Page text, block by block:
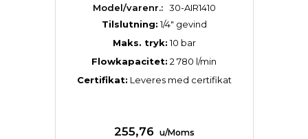
Model/varenr.: 30-AIR1410
Tilslutning:1/4″ gevind
Maks. tryk:10 bar
Flowkapacitet: 2 780 l/min
Certifikat: Leveres med certifikat
255,76 u/Moms